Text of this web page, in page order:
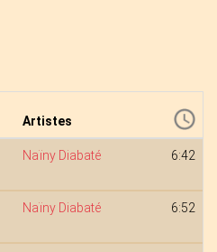
Artistes
Naïny Diabaté 6:42
Naïny Diabaté 6:52